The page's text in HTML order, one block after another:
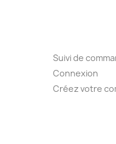
Suivi de
Connexion
Créez votre